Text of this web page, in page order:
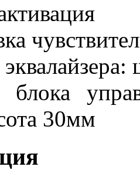
блока
30мм